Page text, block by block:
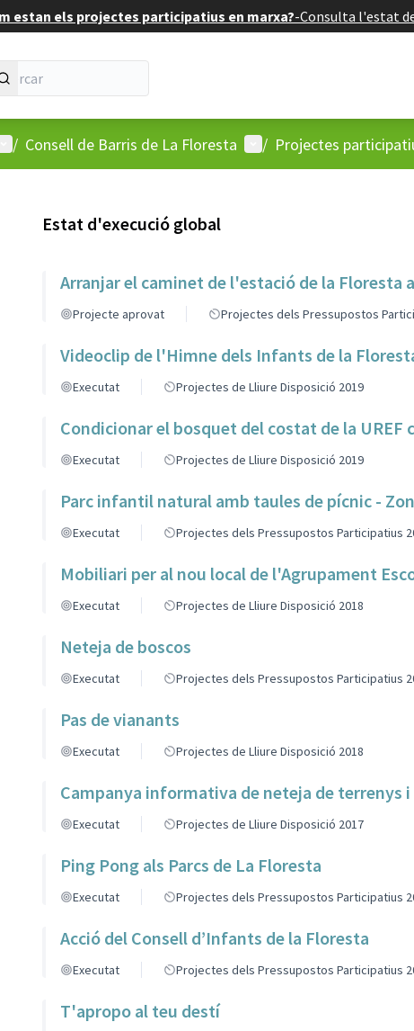
estan els projectes participatius en marxa?-Consulta l'estat
d'usuari
/ Consell de Barris de La Floresta Menú d'usuari
/ Projectes
Estat d'execució global
Arranjar el caminet de l'estació de la Floresta
Projecte aprovat Projectes dels Pressupostos
Videoclip de l'Himne dels Infants de la
Executat Projectes de Lliure Disposició 2019
Condicionar el bosquet del costat de la UREF
Executat Projectes de Lliure Disposició 2019
Parc infantil natural amb taules de pícnic -
Executat Projectes dels Pressupostos Participatius
Mobiliari per al nou local de l'Agrupament
Executat Projectes de Lliure Disposició 2018
Neteja de boscos
Executat Projectes dels Pressupostos Participatius
Pas de vianants
Executat Projectes de Lliure Disposició 2018
Campanya informativa de neteja de terrenys i
Executat Projectes de Lliure Disposició 2017
Ping Pong als Parcs de La Floresta
Executat Projectes dels Pressupostos Participatius
Acció del Consell d’Infants de la Floresta
Executat Projectes dels Pressupostos Participatius
T'apropo al teu destí